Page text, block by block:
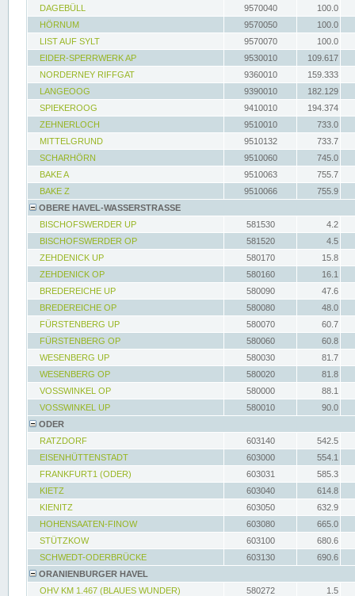
DAGEBÜLL 9570040
100.0
HÖRNUM
9570050
100.0
LIST AUF SYLT
9570070
100.0
EIDER-SPERRWERK AP
9530010
109.617
NORDERNEY RIFFGAT
9360010
159.333
LANGEOOG
9390010
182.129
SPIEKEROOG
9410010
194.374
ZEHNERLOCH
9510010
733.0
MITTELGRUND
9510132
733.7
SCHARHÖRN
9510060
745.0
BAKE A
9510063
755.7
BAKE Z
9510066
755.9
OBERE HAVEL-WASSERSTRASSE
BISCHOFSWERDER UP
581530
4.2
BISCHOFSWERDER OP
581520
4.5
ZEHDENICK UP
580170
15.8
ZEHDENICK OP
580160
16.1
BREDEREICHE UP
580090
47.6
BREDEREICHE OP
580080
48.0
FÜRSTENBERG UP
580070
60.7
FÜRSTENBERG OP
580060
60.8
WESENBERG UP
580030
81.7
WESENBERG OP
580020
81.8
VOSSWINKEL OP
580000
88.1
VOSSWINKEL UP
580010
90.0
ODER
RATZDORF
603140
542.5
EISENHÜTTENSTADT
603000
554.1
FRANKFURT1 (ODER)
603031
585.3
KIETZ
603040
614.8
KIENITZ
603050
632.9
HOHENSAATEN-FINOW
603080
665.0
STÜTZKOW
603100
680.6
SCHWEDT-ODERBRÜCKE
603130
690.6
ORANIENBURGER HAVEL
OHV KM 1.467 (BLAUES WUNDER)
580272
1.5